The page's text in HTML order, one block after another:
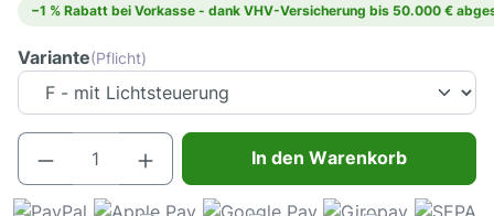
−1 % Rabatt bei Vorkasse - dank VHV-Versicherung bis 50.000 €
Variante(Pflicht)
Produkt Anzahl: Gib den gewünschten
In den Warenkorb